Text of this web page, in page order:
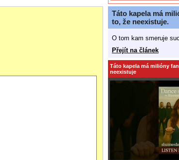
Táto kapela má
to, že neexistuje.
O tom kam smeruje
Přejít na článek
Táto kapela má milióny
neexistuje